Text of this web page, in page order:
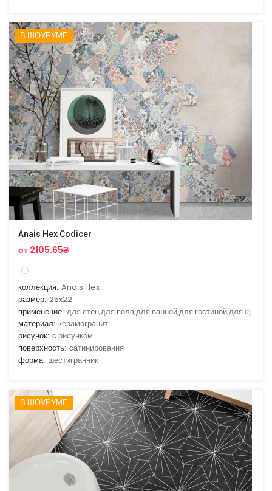
В ШОУРУМЕ
Anais Hex Codicer
от 2105.65₴
коллекция: Anais Hex
размер: 25x22
применение: для стен,для пола,для ванной,для гостиной,для кухни
материал: керамогранит
рисунок: с рисунком
поверхность: сатинировання
форма: шестигранник
В ШОУРУМЕ